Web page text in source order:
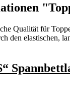
Qualität für
den elastischen,